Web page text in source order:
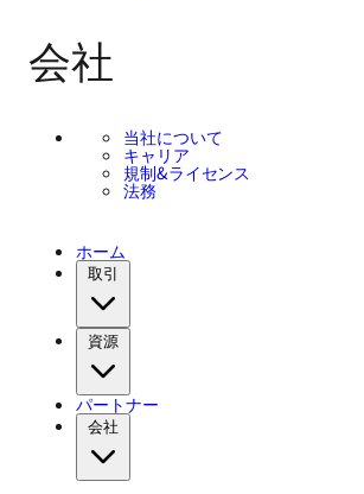
会社
当社について
キャリア
規制&ライセンス
法務
ホーム
取引
資源
パートナー
会社